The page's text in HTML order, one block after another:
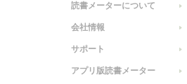
読書メーターについて
会社情報
サポート
アプリ版読書メーター